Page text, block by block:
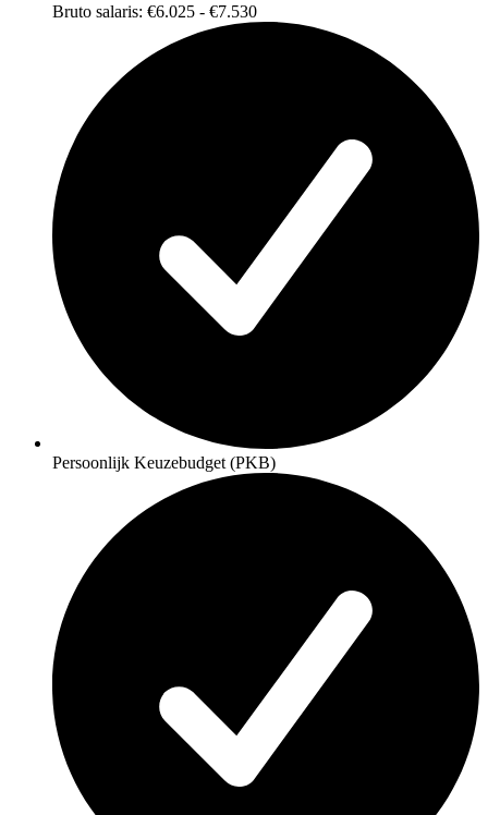
Bruto salaris: €6.025 - €7.530
Persoonlijk Keuzebudget (PKB)